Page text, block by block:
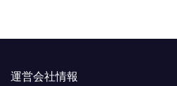
運営会社情報